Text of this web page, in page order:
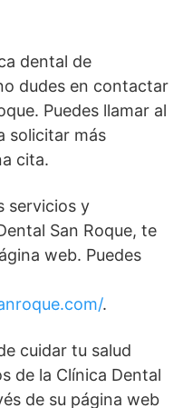
dental de
dudes en contactar
Puedes llamar al
solicitar más
cita.
servicios y
San Roque, te
web. Puedes
.
cuidar tu salud
de la Clínica Dental
de su página web